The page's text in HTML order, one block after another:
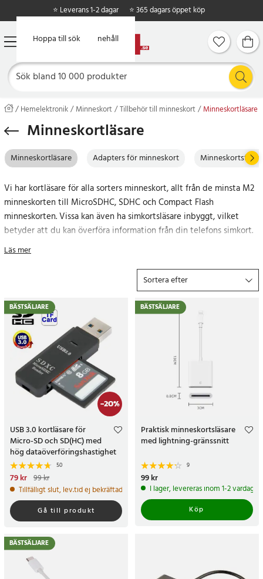
Hoppa till huvudinnehåll
Hoppa till sök
⭐ Leverans 1-2 dagar ⭐ 365 dagars öppet köp
Hemelektronik Minneskort Tillbehör till minneskort Minneskortläsare
Minneskortläsare
Minneskortläsare Adapters för minneskort
Vi har kortläsare för alla sorters minneskort, allt från de minsta M2
minneskorten till MicroSDHC, SDHC och Compact Flash
minneskorten. Vissa kan även ha simkortsläsare inbyggt, vilket
betyder att du kan överföra information från din telefons simkort.
Kortläsare används nästan uteslutande som överföring av
MAC. Vill man överföra filer till datorn kan man plugga in
minneskortet i en extern minnesläsare som därefter kopplas till en
PC via en USB-kabel. Vi har läsare med både USB 2.0 och USB 3.0.
Sedan kan man fritt överföra data mellan enheterna.
Läs mer
Sortera efter
-20%
BÄSTSÄLJARE
USB 3.0 kortläsare för
Micro-SD och SD(HC) med
hög dataöverföringshastighet
50
Nuvarande pris
pris:99 kr
79 kr 99 kr
Tillfälligt slut, lev.tid ej bekräftad
Gå till produkt
BÄSTSÄLJARE
Praktisk minneskortsläsare
med lightning-gränssnitt
9
Pris:
99 kr
I lager, levereras inom 1-2 vardagar
Köp
BÄSTSÄLJARE